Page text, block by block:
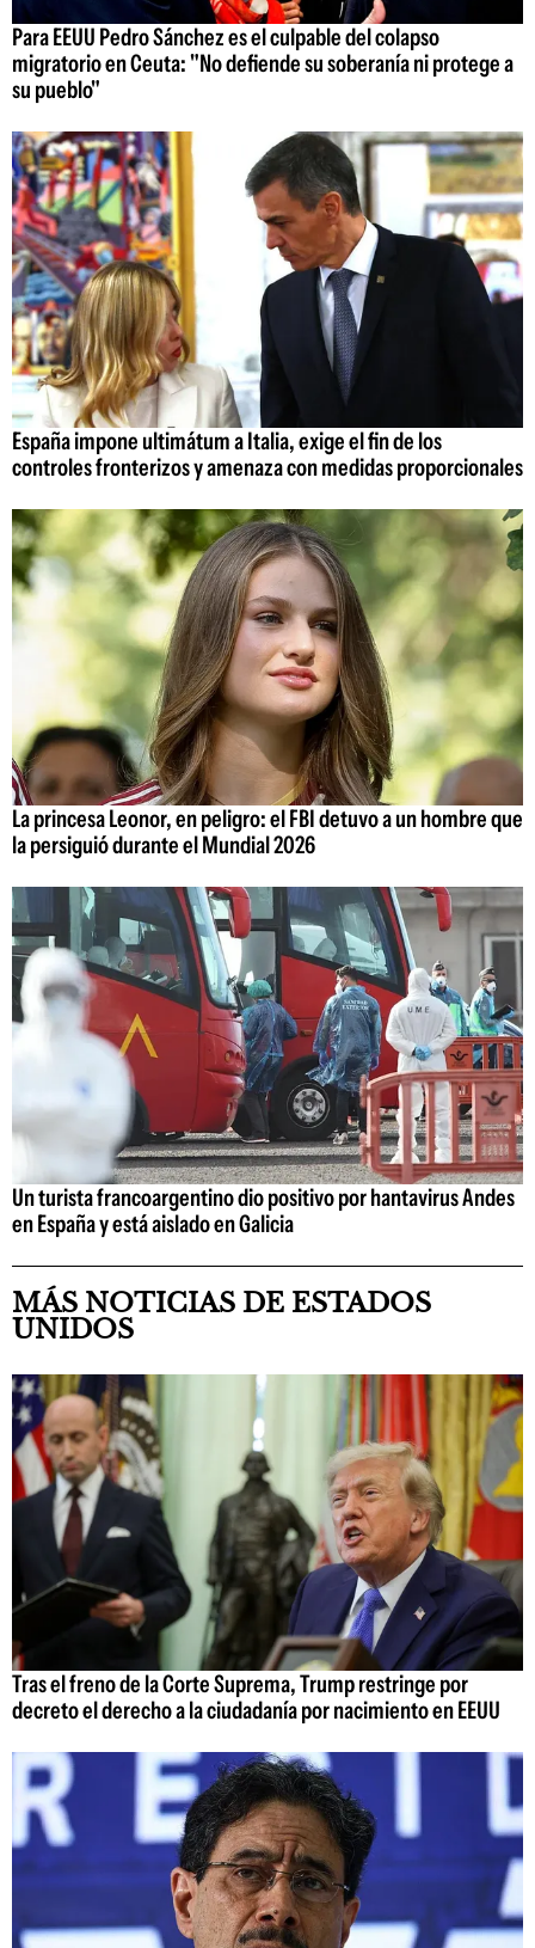
Para EEUU Pedro Sánchez es el culpable del colapso
migratorio en Ceuta: "No defiende su soberanía ni protege a
su pueblo"
España impone ultimátum a Italia, exige el fin de los
controles fronterizos y amenaza con medidas proporcionales
La princesa Leonor, en peligro: el FBI detuvo a un hombre que
la persiguió durante el Mundial 2026
Un turista francoargentino dio positivo por hantavirus Andes
en España y está aislado en Galicia
MÁS NOTICIAS DE ESTADOS
UNIDOS
Tras el freno de la Corte Suprema, Trump restringe por
decreto el derecho a la ciudadanía por nacimiento en EEUU